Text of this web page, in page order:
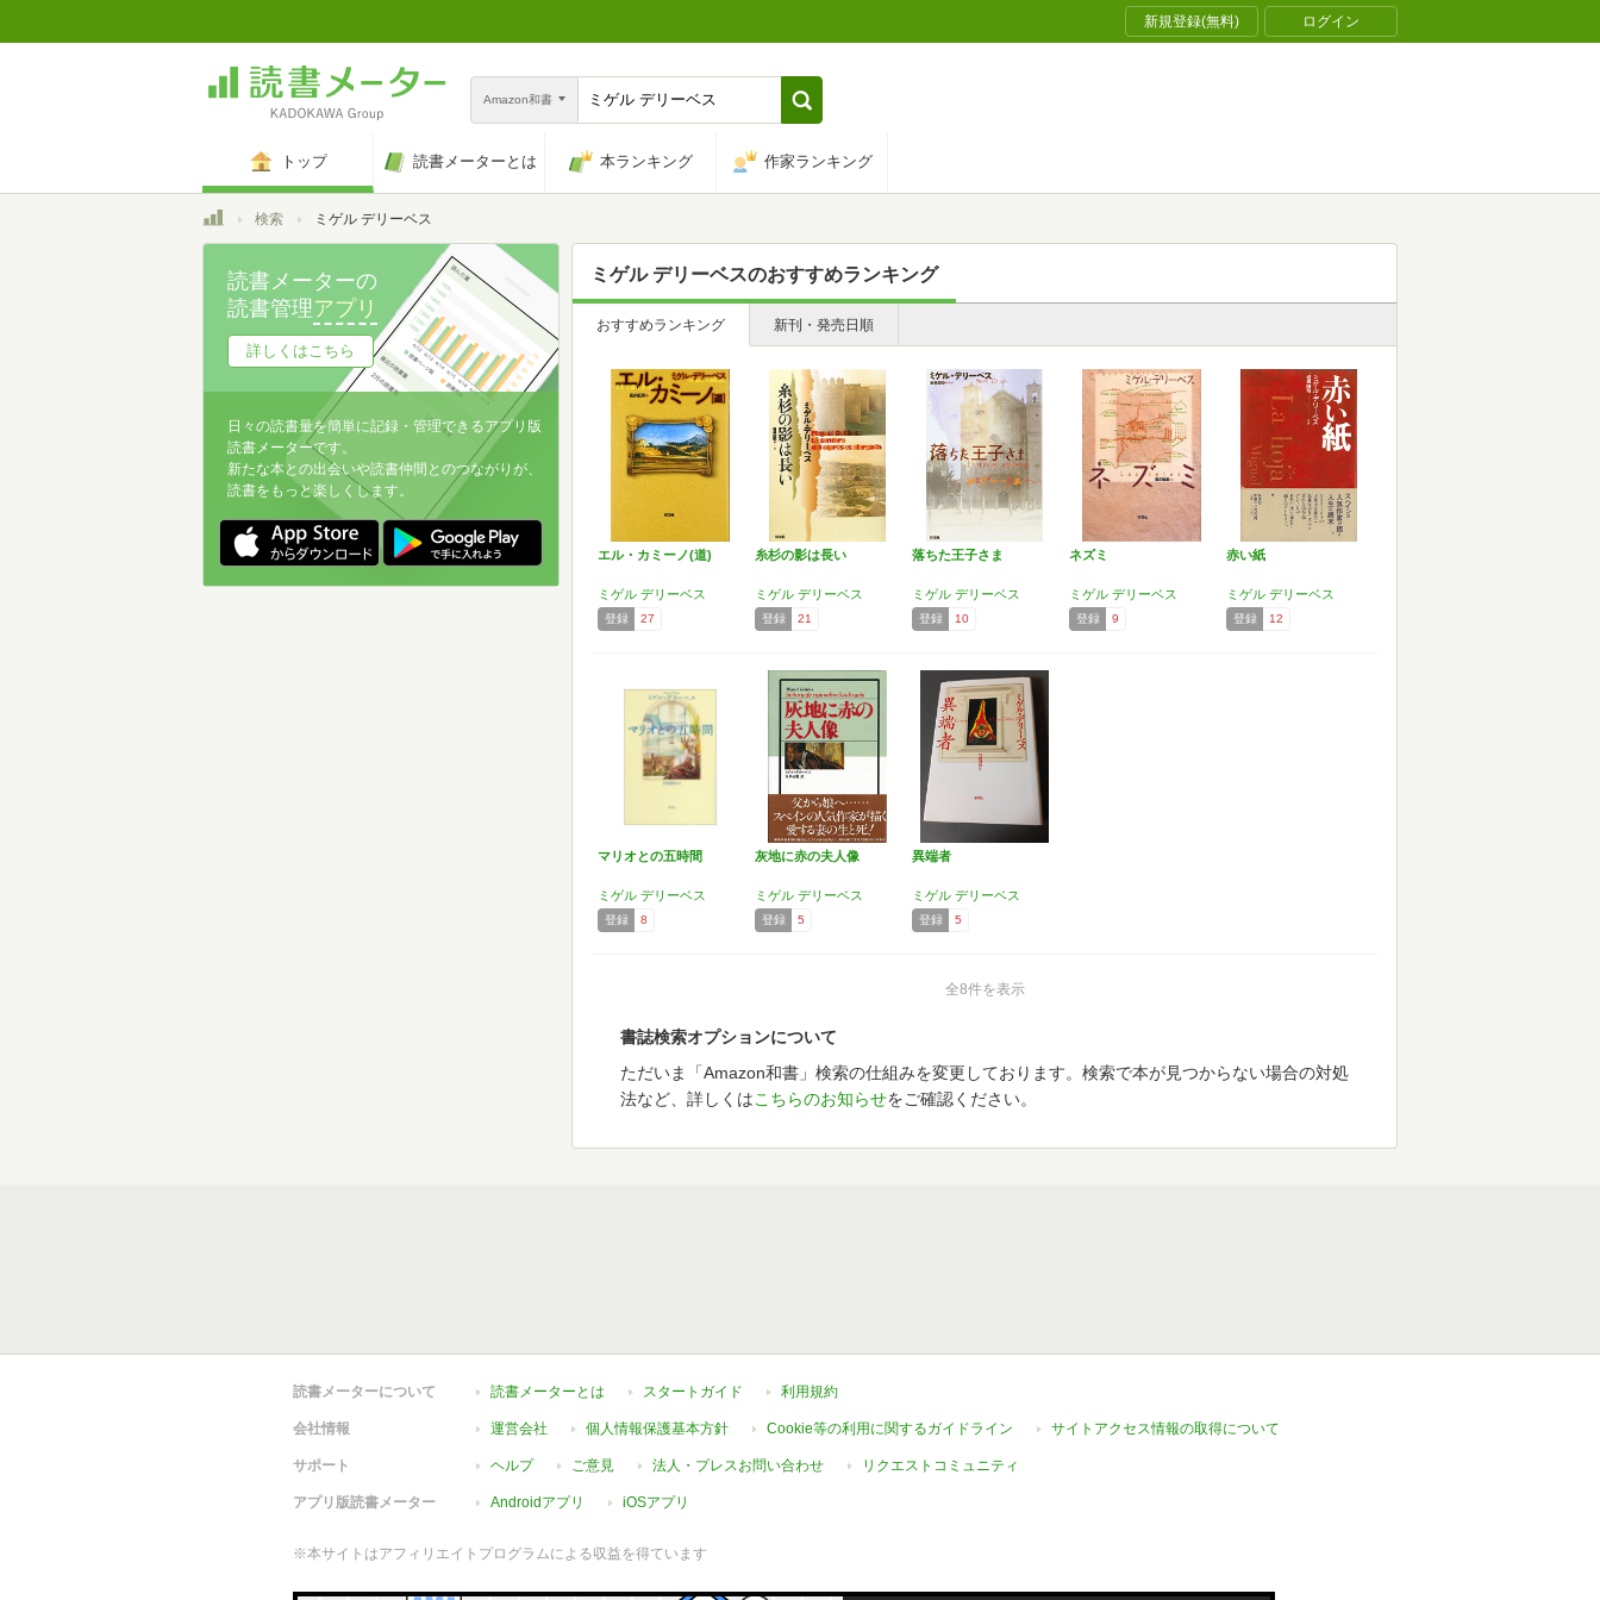
新規登録(無料) ログイン
Amazon和書
トップ 読書メーターとは 本ランキング 作家ランキング
トップ検索 ミゲル デリーベス
ミゲル デリーベスのおすすめランキング
おすすめランキング 新刊・発売日順
エル・カミーノ(道)
ミゲル デリーベス
登録 27
糸杉の影は長い
ミゲル デリーベス
登録 21
落ちた王子さま
ミゲル デリーベス
登録 10
ネズミ
ミゲル デリーベス
登録 9
赤い紙
ミゲル デリーベス
登録 12
マリオとの五時間
ミゲル デリーベス
登録 8
灰地に赤の夫人像
ミゲル デリーベス
登録 5
異端者
ミゲル デリーベス
登録 5
全8件を表示
書誌検索オプションについて
ただいま「Amazon和書」検索の仕組みを変更しております。検索で本が見つからない場合の対処
法など、詳しくはこちらのお知らせをご確認ください。
読書メーターの
読書管理アプリ
詳しくはこちら
日々の読書量を簡単に記録・管理できるアプリ版
読書メーターです。
新たな本との出会いや読書仲間とのつながりが、
読書をもっと楽しくします。
読書メーターについて 読書メーターとは スタートガイド 利用規約
会社情報 運営会社 個人情報保護基本方針 Cookie等の利用に関するガイドライン サイトアクセス情報の取得について
サポート ヘルプ ご意見 法人・プレスお問い合わせ リクエストコミュニティ
アプリ版読書メーター Androidアプリ iOSアプリ
※本サイトはアフィリエイトプログラムによる収益を得ています